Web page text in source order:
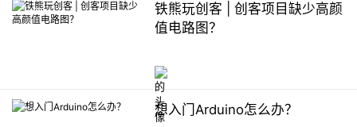
铁熊玩创客 | 创客项目缺少高颜
值电路图？
想入门Arduino怎么办？